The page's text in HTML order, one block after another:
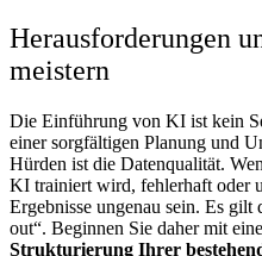
Herausforderungen
meistern
Die Einführung von KI ist kein
einer sorgfältigen Planung und
Hürden ist die Datenqualität.
KI trainiert wird, fehlerhaft oder
Ergebnisse ungenau sein. Es gilt
out“. Beginnen Sie daher mit
Strukturierung Ihrer